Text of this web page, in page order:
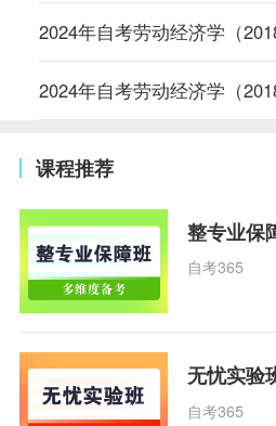
2024年自考劳动经济学（
2024年自考劳动经济学（
课程推荐
整专业保
自考365
无忧实验
自考365